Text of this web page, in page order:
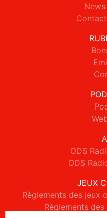
ODS
ODS
JEUX
Règlements des jeux
Règlements